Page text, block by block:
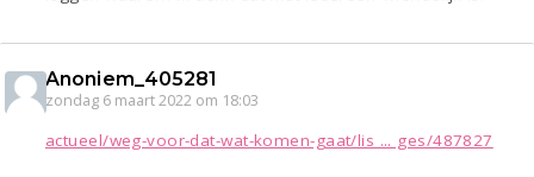
Anoniem_405281
zondag 6 maart 2022 om 18:03
actueel/weg-voor-dat-wat-komen-gaat/lis ... ges/487827